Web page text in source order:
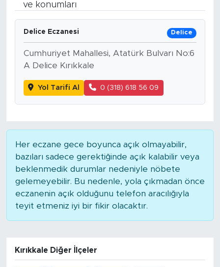
ve konumları
Delice Eczanesi Delice
Cumhuriyet Mahallesi, Atatürk Bulvarı No:6
A Delice Kırıkkale
Yol Tarifi Al 0 (318) 618 56 09
Her eczane gece boyunca açık olmayabilir,
bazıları sadece gerektiğinde açık kalabilir veya
beklenmedik durumlar nedeniyle nöbete
gelemeyebilir. Bu nedenle, yola çıkmadan önce
eczanenin açık olduğunu telefon aracılığıyla
teyit etmeniz iyi bir fikir olacaktır.
Kırıkkale Diğer İlçeler